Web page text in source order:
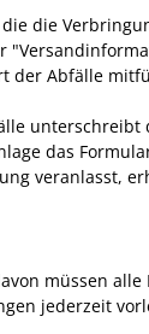
die
der Abfälle
das
veranlasst,
müssen
jederzeit